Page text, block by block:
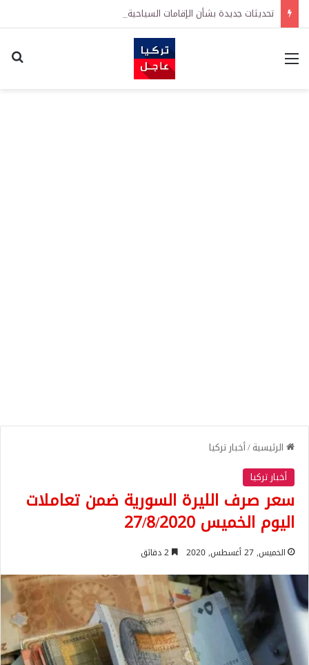
القائمة
الرئيسية/أخبار تركيا
أخبار تركيا
سعر صرف الليرة السورية ضمن تعاملات
اليوم الخميس 27/8/2020
الخميس, 27 أغسطس, 2020